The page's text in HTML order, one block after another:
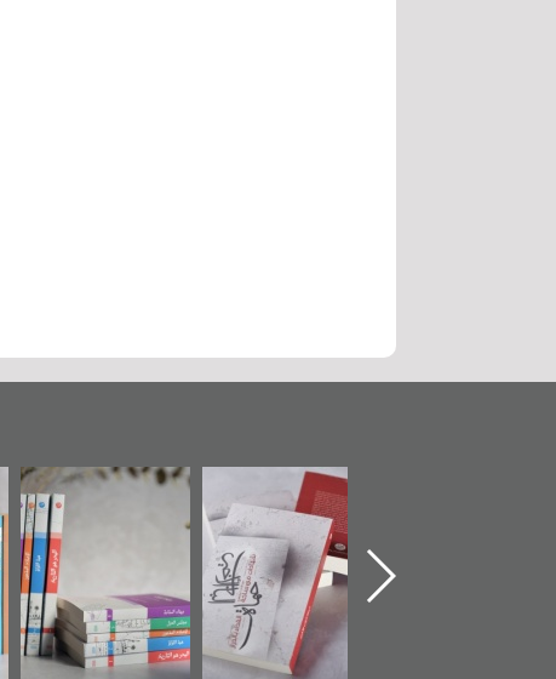
تصنيف موضوعي
للوثائق البريطانية
يقدمه «مركز أوال»
في سلسلة من 5
كتب
"مرآة البحرين"